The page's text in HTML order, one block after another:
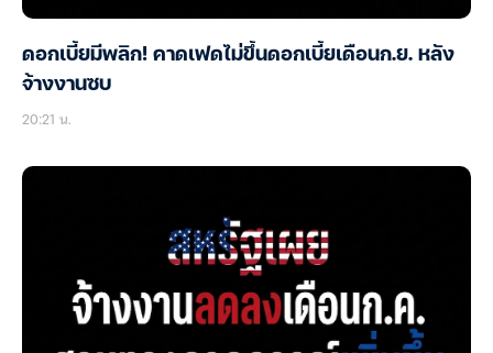
ดอกเบี้ยมีพลิก! คาดเฟดไม่ขึ้นดอกเบี้ยเดือนก.ย. หลัง
จ้างงานซบ
20:21 น.